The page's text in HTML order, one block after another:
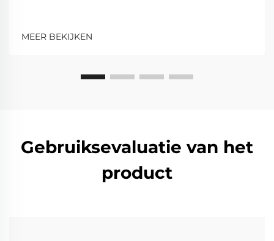
MEER BEKIJKEN
Gebruiksevaluatie van het
product